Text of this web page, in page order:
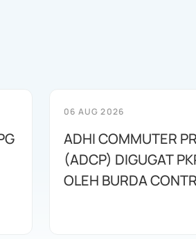
06 AUG 2026
ADHI COMMUTER
(ADCP) DIGUGAT
OLEH BURDA